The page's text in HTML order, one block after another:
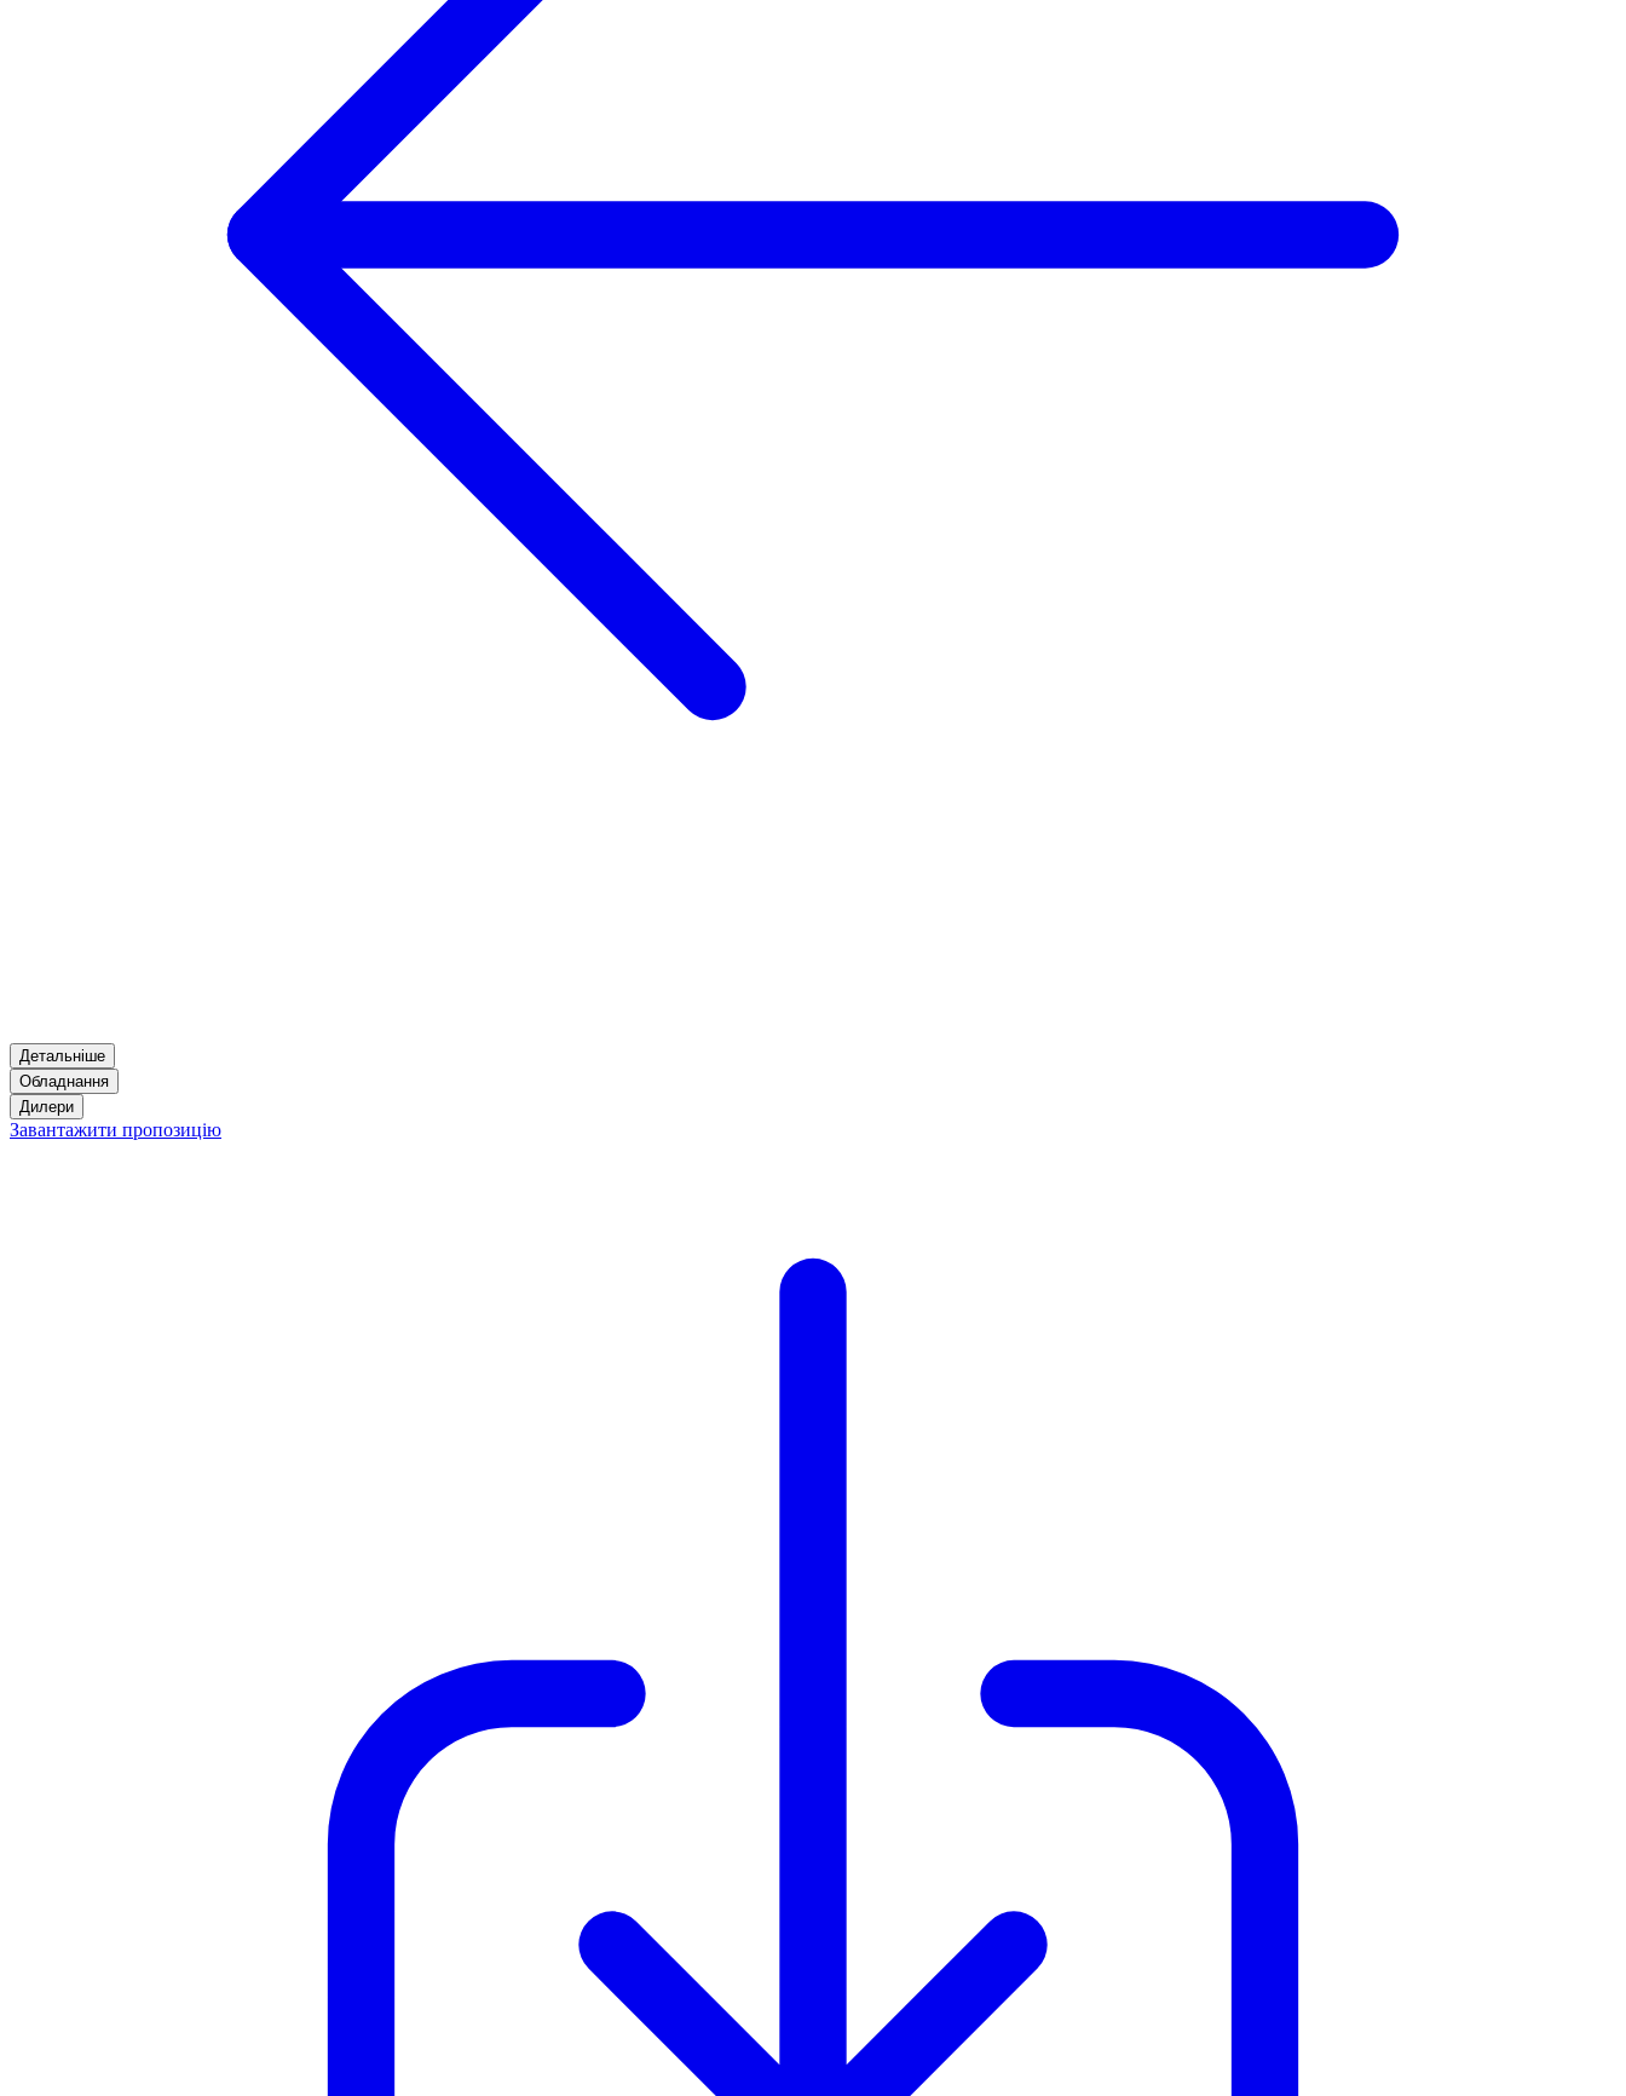
Детальніше
Обладнання
Дилери
Завантажити пропозицію